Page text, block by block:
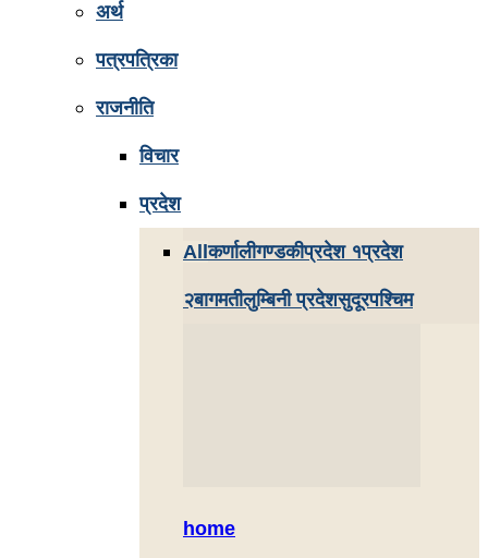
अर्थ
पत्रपत्रिका
राजनीति
विचार
प्रदेश
Allकर्णालीगण्डकीप्रदेश १प्रदेश
२बागमतीलुम्बिनी प्रदेशसुदूरपश्चिम
home